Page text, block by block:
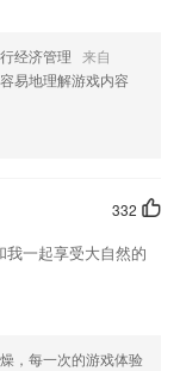
经济管理 来自
易地理解游戏内容
332
一起享受大自然的
，每一次的游戏体验